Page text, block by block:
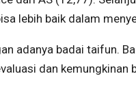
lebih baik dalam
adanya badai taifun.
dan kemungkinan